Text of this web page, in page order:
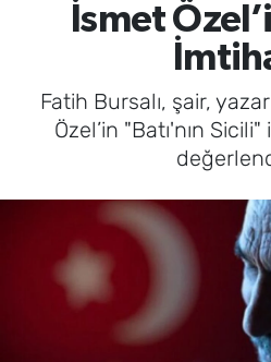
İsmet
Fatih Bursalı, şair,
Özel’in "Batı'nın Sicili"
MAGAZİN
DÜNYA
EĞİTİM
SAĞLIK
TFF 2.Lig Beyaz Grup
Tüm Manşetler
Son Dakika Haberleri